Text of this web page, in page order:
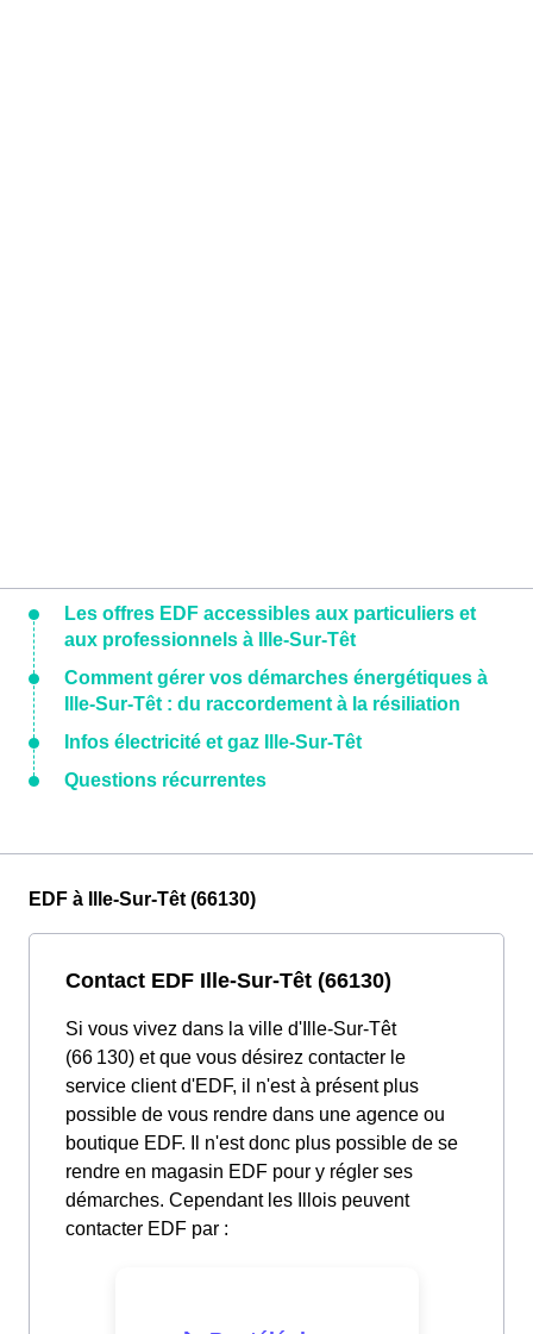
Les offres EDF accessibles aux particuliers et
aux professionnels à Ille-Sur-Têt
Comment gérer vos démarches énergétiques à
Ille-Sur-Têt : du raccordement à la résiliation
Infos électricité et gaz Ille-Sur-Têt
Questions récurrentes
EDF à Ille-Sur-Têt (66130)
Contact EDF Ille-Sur-Têt (66130)
Si vous vivez dans la ville d'Ille-Sur-Têt
(66 130) et que vous désirez contacter le
service client d'EDF, il n'est à présent plus
possible de vous rendre dans une agence ou
boutique EDF. Il n'est donc plus possible de se
rendre en magasin EDF pour y régler ses
démarches. Cependant les Illois peuvent
contacter EDF par :